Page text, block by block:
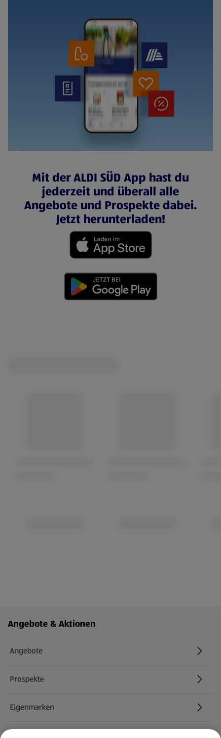
Mit der ALDI SÜD App hast du
jederzeit und überall alle
Angebote und Prospekte dabei.
Jetzt herunterladen!
Fußzeilenmenü - weitere Links
Angebote & Aktionen
Angebote
Prospekte
Eigenmarken